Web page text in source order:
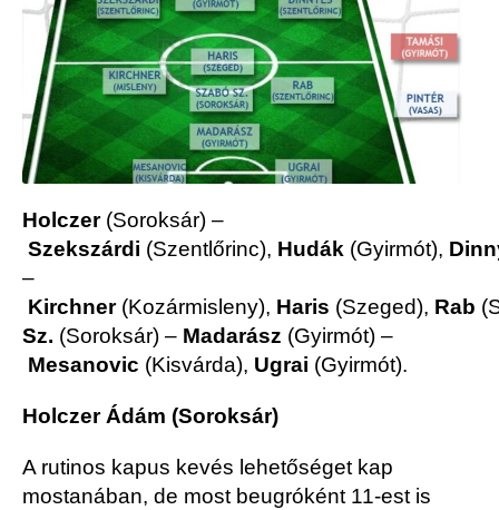
Holczer(Soroksár) –
Szekszárdi (Szentlőrinc), Hudák (Gyirmót),
–
Kirchner(Kozármisleny), Haris (Szeged), Rab
Sz. (Soroksár) – Madarász (Gyirmót) –
Mesanovic (Kisvárda), Ugrai (Gyirmót).
Holczer Ádám (Soroksár)
A rutinos kapus kevés lehetőséget kap
mostanában, de most beugróként 11-est is